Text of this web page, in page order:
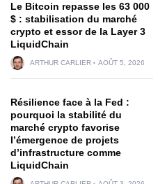
Le Bitcoin repasse les 63 000
$ : stabilisation du marché
crypto et essor de la Layer 3
LiquidChain
ARTHUR CARLIER AOÛT 5, 2026
Résilience face à la Fed :
pourquoi la stabilité du
marché crypto favorise
l’émergence de projets
d’infrastructure comme
LiquidChain